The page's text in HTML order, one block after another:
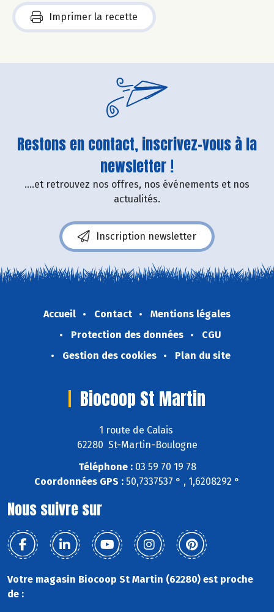
Imprimer la recette
Restons en contact, inscrivez-vous à la
newsletter !
....et retrouvez nos offres, nos événements et nos
actualités.
Inscription newsletter
Accueil Contact
Mentions légales
Protection des données
CGU
Gestion des cookies
Plan du site
Biocoop St Martin
1 route de Calais
62280 St-Martin-Boulogne
Téléphone :03 59 70 19 78
Coordonnées GPS : 50,7337537 ° , 1,6208292 °
Nous suivre sur
Votre magasin Biocoop St Martin (62280) est proche
de :